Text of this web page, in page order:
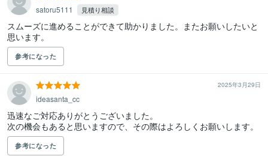
satoru5111 見積り相談
スムーズに進めることができて助かりました。またお願いしたいと
思います。
参考になった
2025年3月29日
ideasanta_cc
迅速なご対応ありがとうございました。
次の機会もあると思いますので、その際はよろしくお願いします。
参考になった